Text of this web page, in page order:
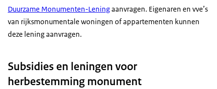
Duurzame Monumenten-Leningaanvragen. Eigenaren en vve’s
van rijksmonumentale woningen of appartementen kunnen
deze lening aanvragen.
Subsidies en leningen voor
herbestemming monument